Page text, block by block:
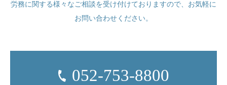
労務に関する様々なご相談を受け付けておりますので、 お気軽に
お問い合わせください。
052-753-8800